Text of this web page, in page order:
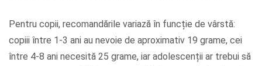
Pentru copii, recomandările variază în funcție de vârstă:
copiii între 1-3 ani au nevoie de aproximativ 19 grame, cei
între 4-8 ani necesită 25 grame, iar adolescenții ar trebui să